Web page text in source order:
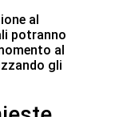
al
potranno
al
gli